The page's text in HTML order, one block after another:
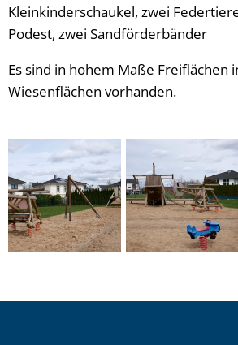
Kleinkinderschaukel, zwei
Podest, zwei Sandförderbänder
Es sind in hohem Maße Freiflächen
Wiesenflächen vorhanden.